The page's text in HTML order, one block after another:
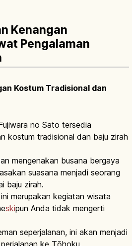
Kenangan
Pengalaman
Kostum Tradisional dan
no Sato tersedia
kostum tradisional dan baju zirah
mengenakan busana bergaya
suasana menjadi seorang
baju zirah.
merupakan kegiatan wisata
skipun Anda tidak mengerti
seperjalanan, ini akan menjadi
ke Tōhoku.